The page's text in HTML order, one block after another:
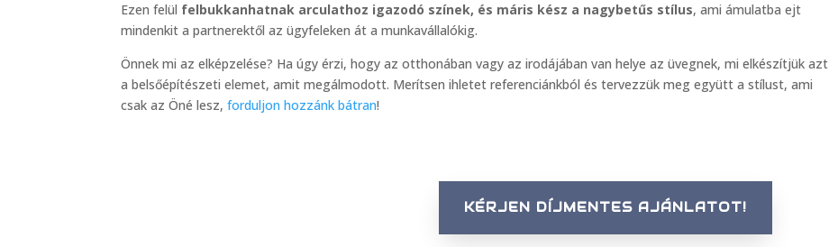
Ezen felül felbukkanhatnak arculathoz igazodó színek, és máris kész a nagybetűs stílus, ami ámulatba ejt
mindenkit a partnerektől az ügyfeleken át a munkavállalókig.
Önnek mi az elképzelése? Ha úgy érzi, hogy az otthonában vagy az irodájában van helye az üvegnek, mi elkészítjük azt
a belsőépítészeti elemet, amit megálmodott. Merítsen ihletet referenciánkból és tervezzük meg együtt a stílust, ami
csak az Öné lesz,forduljon hozzánk bátran!
KÉRJEN DÍJMENTES AJÁNLATOT!